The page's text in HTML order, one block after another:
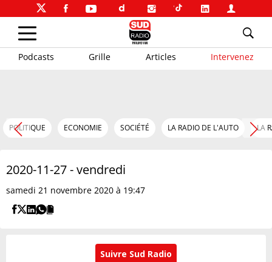
Podcasts Grille Articles Intervenez
POLITIQUE ECONOMIE SOCIÉTÉ LA RADIO DE L'AUTO LA
2020-11-27 - vendredi
samedi 21 novembre 2020 à 19:47
Suivre Sud Radio